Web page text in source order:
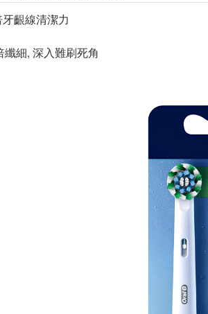
齦線清潔力
細, 深入難刷死角